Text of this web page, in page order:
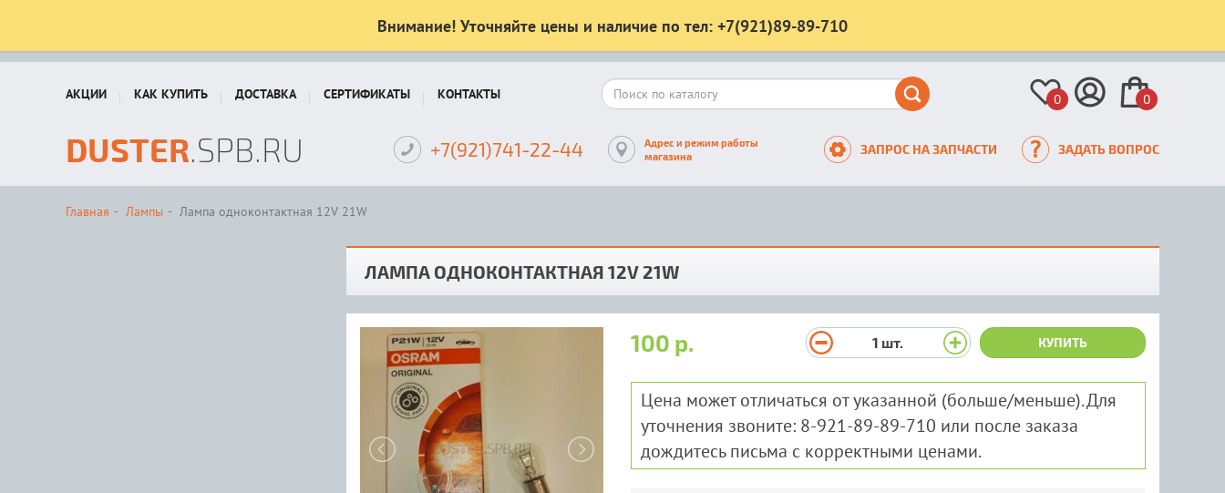
Внимание! Уточняйте цены и наличие по тел: +7(921)89-89-710
АКЦИИ КАК КУПИТЬ ДОСТАВКА СЕРТИФИКАТЫ КОНТАКТЫ 0 0
DUSTER.SPB.RU +7(921)741-22-44
Адрес и режим работы
магазина
ЗАПРОС НА ЗАПЧАСТИ ЗАДАТЬ ВОПРОС
Главная Лампы Лампа одноконтактная 12V 21W
ЛАМПА ОДНОКОНТАКТНАЯ 12V 21W
100 р. 1 шт. КУПИТЬ
Цена может отличаться от указанной (больше/меньше). Для
уточнения звоните: 8-921-89-89-710 или после заказа
дождитесь письма с корректными ценами.